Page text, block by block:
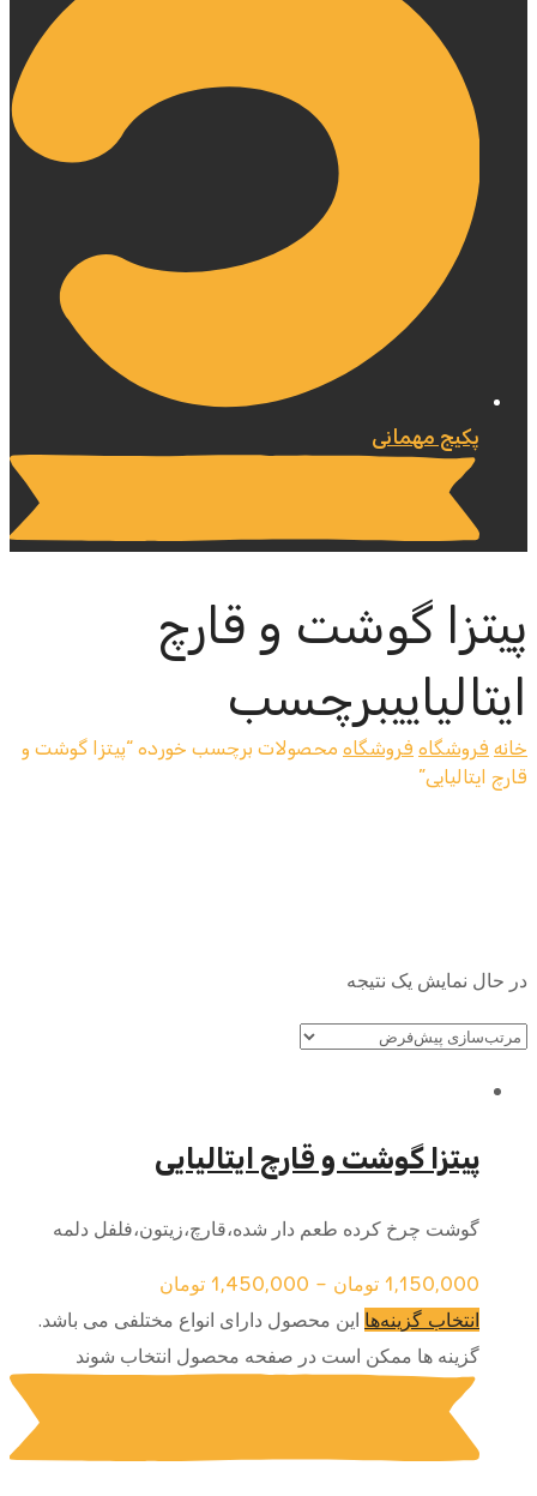
پکیج مهمانی
پیتزا گوشت و قارچ
ایتالیاییبرچسب
خانه فروشگاه فروشگاه محصولات برچسب خورده “پیتزا گوشت و
قارچ ایتالیایی”
در حال نمایش یک نتیجه
پیتزا گوشت و قارچ ایتالیایی
گوشت چرخ کرده طعم دار شده،قارچ،زیتون،فلفل دلمه
1,150,000 تومان –
1,450,000 تومان
انتخاب گزینه‌ها این محصول دارای انواع مختلفی می باشد.
گزینه ها ممکن است در صفحه محصول انتخاب شوند